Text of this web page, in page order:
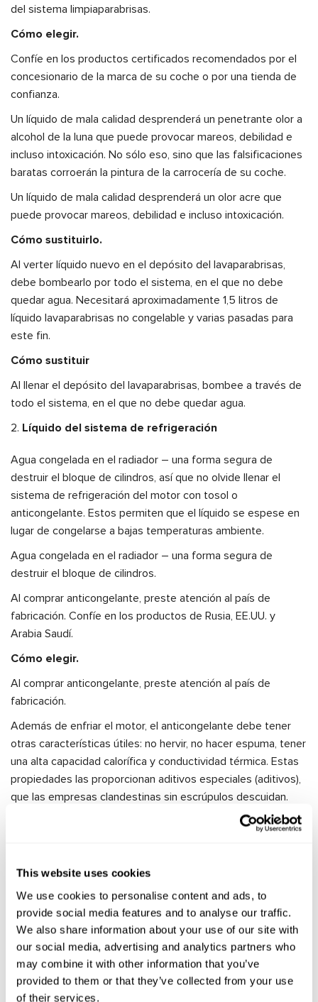
This website uses cookies
We use cookies to personalise content and ads, to
provide social media features and to analyse our traffic.
We also share information about your use of our site with
our social media, advertising and analytics partners who
may combine it with other information that you’ve
provided to them or that they’ve collected from your use
of their services.
del sistema limpiaparabrisas.
Cómo elegir.
Confíe en los productos certificados recomendados por el
concesionario de la marca de su coche o por una tienda de
confianza.
Un líquido de mala calidad desprenderá un penetrante olor a
alcohol de la luna que puede provocar mareos, debilidad e
incluso intoxicación. No sólo eso, sino que las falsificaciones
baratas corroerán la pintura de la carrocería de su coche.
Un líquido de mala calidad desprenderá un olor acre que
puede provocar mareos, debilidad e incluso intoxicación.
Cómo sustituirlo.
Al verter líquido nuevo en el depósito del lavaparabrisas,
debe bombearlo por todo el sistema, en el que no debe
quedar agua. Necesitará aproximadamente 1,5 litros de
líquido lavaparabrisas no congelable y varias pasadas para
este fin.
Cómo sustituir
Al llenar el depósito del lavaparabrisas, bombee a través de
todo el sistema, en el que no debe quedar agua.
Líquido del sistema de refrigeración
Agua congelada en el radiador – una forma segura de
destruir el bloque de cilindros, así que no olvide llenar el
sistema de refrigeración del motor con tosol o
anticongelante. Estos permiten que el líquido se espese en
lugar de congelarse a bajas temperaturas ambiente.
Agua congelada en el radiador – una forma segura de
destruir el bloque de cilindros.
Al comprar anticongelante, preste atención al país de
fabricación. Confíe en los productos de Rusia, EE.UU. y
Arabia Saudí.
Cómo elegir.
Al comprar anticongelante, preste atención al país de
fabricación.
Además de enfriar el motor, el anticongelante debe tener
otras características útiles: no hervir, no hacer espuma, tener
una alta capacidad calorífica y conductividad térmica. Estas
propiedades las proporcionan aditivos especiales (aditivos),
que las empresas clandestinas sin escrúpulos descuidan.
Al cambiar el anticongelante, también debe tener en cuenta
la posibilidad de que se produzcan bloqueos de aire. Para
evitarlos, llene por gravedad y recuerde abrir el calentador
para que el anticongelante pase al intercambiador de calor.
Líquido de frenos